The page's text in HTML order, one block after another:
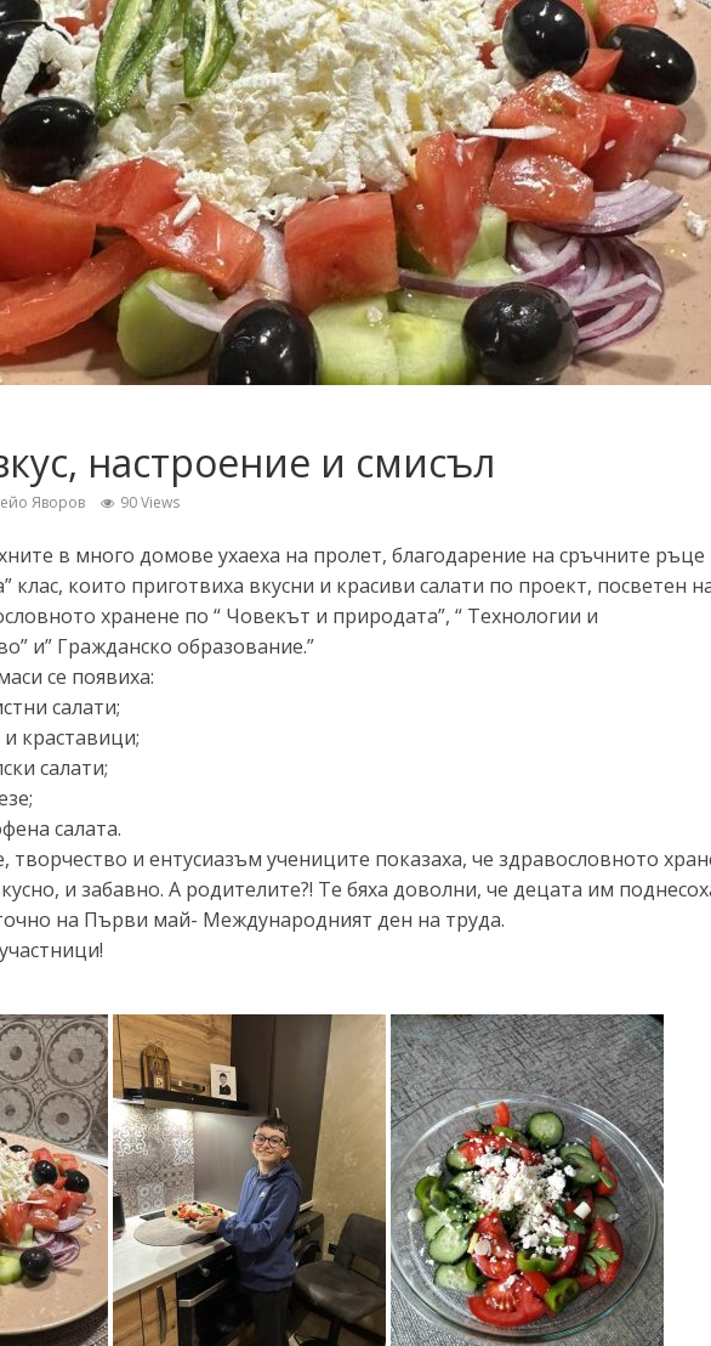
настроение и смисъл
Яворов 90 Views
в много домове ухаеха на пролет, благодарение на сръчните ръце
клас, които приготвиха вкусни и красиви салати по проект, посветен
хранене по “ Човекът и природата”, “ Технологии и
и” Гражданско образование.”
се появиха:
салати;
краставици;
салати;
салата.
творчество и ентусиазъм учениците показаха, че здравословното
и забавно. А родителите?! Те бяха доволни, че децата им
на Първи май- Международният ден на труда.